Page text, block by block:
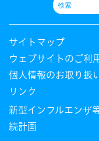
サイトマップ
ウェブサイトのご利
個人情報のお取り扱
リンク
新型インフルエンザ
続計画